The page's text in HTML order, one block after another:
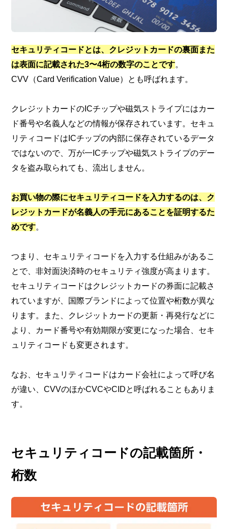
セキュリティコードとは、クレジットカードの裏面また
は表面に記載された3〜4桁の数字のことです。
CVV（Card Verification Value）とも呼ばれます。
クレジットカードのICチップや磁気ストライプにはカー
ド番号や名義人などの情報が保存されています。セキュ
リティコードはICチップの内部に保存されているデータ
ではないので、万が一ICチップや磁気ストライプのデー
タを盗み取られても、流出しません。
お買い物の際にセキュリティコードを入力するのは、ク
レジットカードが名義人の手元にあることを証明するた
めです。
つまり、セキュリティコードを入力する仕組みがあるこ
とで、非対面決済時のセキュリティ強度が高まります。
セキュリティコードはクレジットカードの券面に記載さ
れていますが、国際ブランドによって位置や桁数が異な
ります。また、クレジットカードの更新・再発行などに
より、カード番号や有効期限が変更になった場合、セキ
ュリティコードも変更されます。
なお、セキュリティコードはカード会社によって呼び名
が違い、CVVのほかCVCやCIDと呼ばれることもありま
す。
セキュリティコードの記載箇所・
桁数